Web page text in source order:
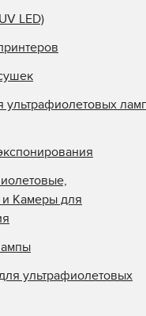
LED)
ультрафиолетовых
Камеры для
ультрафиолетовых